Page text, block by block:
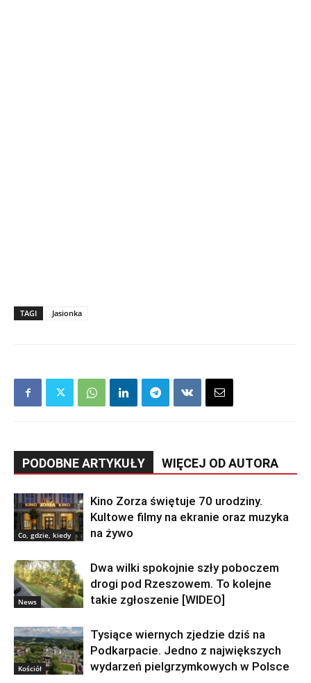
TAGI Jasionka
PODOBNE ARTYKUŁY WIĘCEJ OD AUTORA
Co, gdzie, kiedy
Kino Zorza świętuje 70 urodziny.
Kultowe filmy na ekranie oraz muzyka
na żywo
News
Dwa wilki spokojnie szły poboczem
drogi pod Rzeszowem. To kolejne
takie zgłoszenie [WIDEO]
Kościół
Tysiące wiernych zjedzie dziś na
Podkarpacie. Jedno z największych
wydarzeń pielgrzymkowych w Polsce